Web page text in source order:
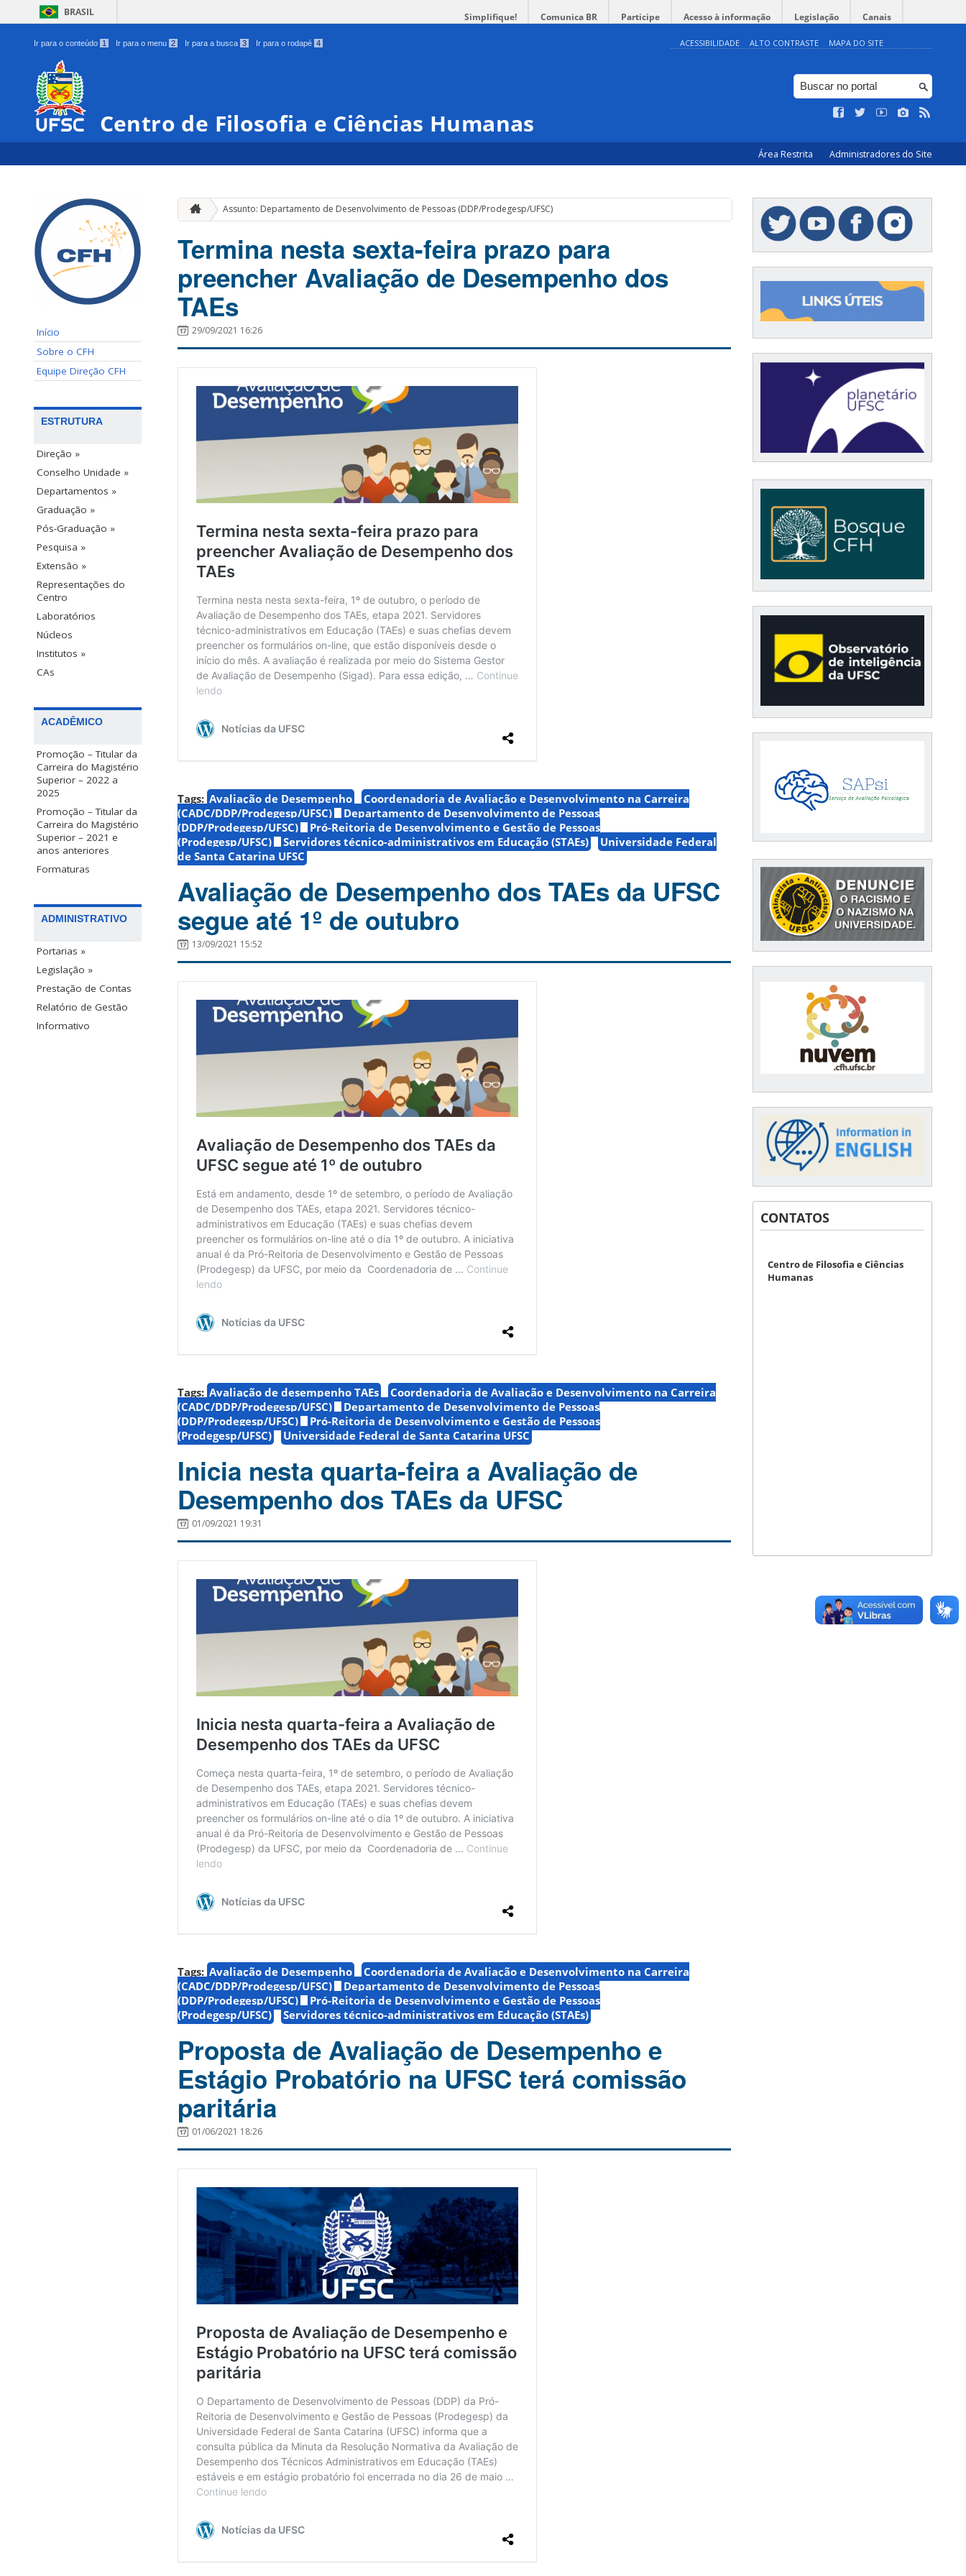
BRASIL Simplifique! Comunica BR Participe Acesso à informação Legislação Canais
Ir para o conteúdo 1 Ir para o menu 2 Ir para a busca 3 Ir para o rodapé 4 ACESSIBILIDADE ALTO CONTRASTE MAPA DO SITE
Centro de Filosofia e Ciências Humanas
Área Restrita Administradores do Site
Início
Sobre o CFH
Equipe Direção CFH
ESTRUTURA
Direção »
Conselho Unidade »
Departamentos »
Graduação »
Pós-Graduação »
Pesquisa »
Extensão »
Representações do
Centro
Laboratórios
Núcleos
Institutos »
CAs
ACADÊMICO
Promoção – Titular da
Carreira do Magistério
Superior – 2022 a
2025
Promoção – Titular da
Carreira do Magistério
Superior – 2021 e
anos anteriores
Formaturas
ADMINISTRATIVO
Portarias »
Legislação »
Prestação de Contas
Relatório de Gestão
Informativo
Assunto: Departamento de Desenvolvimento de Pessoas (DDP/Prodegesp/UFSC)
Termina nesta sexta-feira prazo para
preencher Avaliação de Desempenho dos
TAEs
29/09/2021 16:26
Tags: Avaliação de Desempenho
Coordenadoria de Avaliação e Desenvolvimento na Carreira
(CADC/DDP/Prodegesp/UFSC)
Departamento de Desenvolvimento de Pessoas
(DDP/Prodegesp/UFSC)
Pró-Reitoria de Desenvolvimento e Gestão de Pessoas
(Prodegesp/UFSC)
Servidores técnico-administrativos em Educação (STAEs)
Universidade Federal
de Santa Catarina UFSC
Avaliação de Desempenho dos TAEs da UFSC
segue até 1º de outubro
13/09/2021 15:52
Tags: Avaliação de desempenho TAEs
Coordenadoria de Avaliação e Desenvolvimento na Carreira
(CADC/DDP/Prodegesp/UFSC)
Departamento de Desenvolvimento de Pessoas
(DDP/Prodegesp/UFSC)
Pró-Reitoria de Desenvolvimento e Gestão de Pessoas
(Prodegesp/UFSC)
Universidade Federal de Santa Catarina UFSC
Inicia nesta quarta-feira a Avaliação de
Desempenho dos TAEs da UFSC
01/09/2021 19:31
Tags: Avaliação de Desempenho
Coordenadoria de Avaliação e Desenvolvimento na Carreira
(CADC/DDP/Prodegesp/UFSC)
Departamento de Desenvolvimento de Pessoas
(DDP/Prodegesp/UFSC)
Pró-Reitoria de Desenvolvimento e Gestão de Pessoas
(Prodegesp/UFSC)
Servidores técnico-administrativos em Educação (STAEs)
Proposta de Avaliação de Desempenho e
Estágio Probatório na UFSC terá comissão
paritária
01/06/2021 18:26
CONTATOS
Centro de Filosofia e Ciências
Humanas